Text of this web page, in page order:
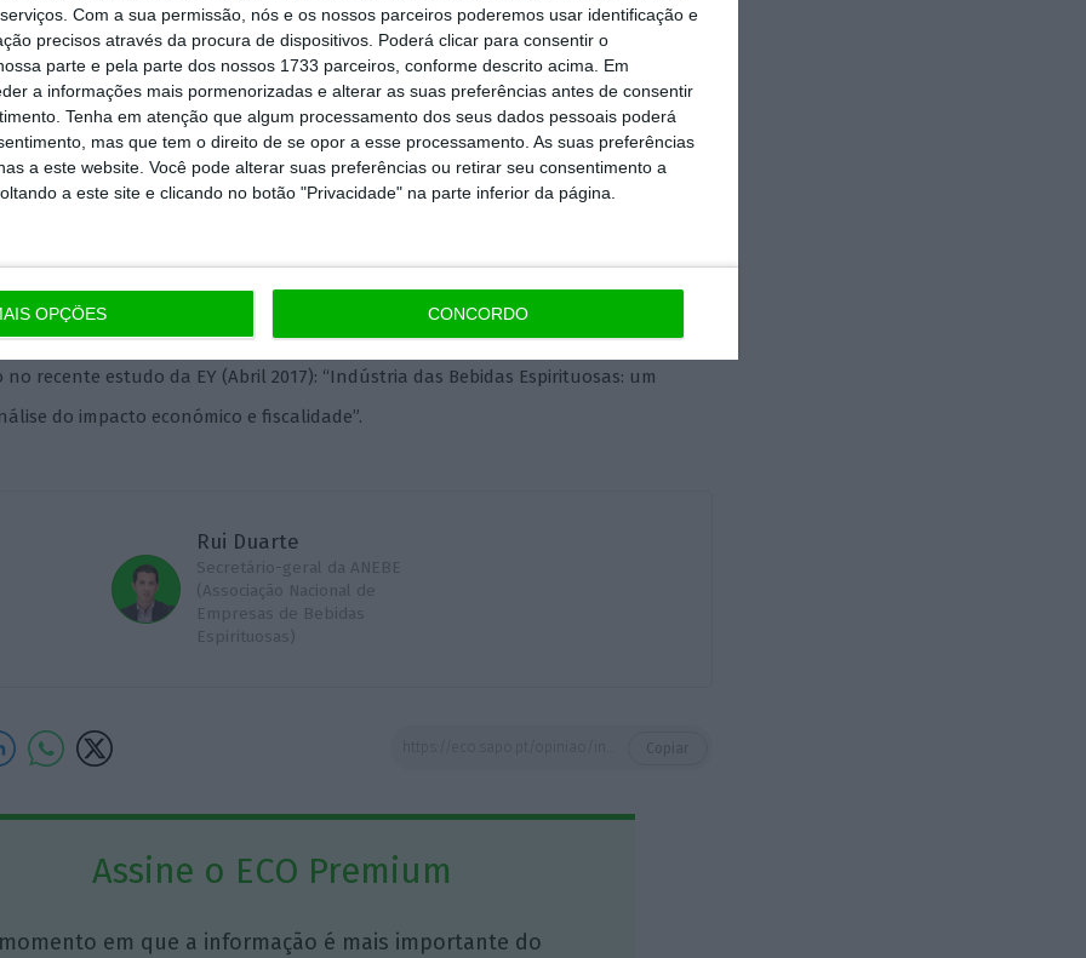
Com a sua permissão, nós e os nossos parceiros poderemos usar identificação e
precisos através da procura de dispositivos. Poderá clicar para consentir o
parte e pela parte dos nossos 1733 parceiros, conforme descrito acima. Em
a informações mais pormenorizadas e alterar as suas preferências antes de consentir
Tenha em atenção que algum processamento dos seus dados pessoais poderá
mas que tem o direito de se opor a esse processamento. As suas preferências
a este website. Você pode alterar suas preferências ou retirar seu consentimento a
a este site e clicando no botão "Privacidade" na parte inferior da página.
OPÇÕES CONCORDO
e inovação em produtos profundamente alicerçados nas
nossas regiões torna este setor uma força de diferenciação
de baixa densidade. Há assim uma sinergia interessante, de
nacional, entre o crescimento desta indústria e o potencial
territórios.
(emprego, bens e serviços, exportações, investimento, etc.) e não
na sua localização geográfica e capacidade de impacto direto local.
recente estudo da EY (Abril 2017): “Indústria das Bebidas Espirituosas: um
do impacto económico e fiscalidade”.
Rui Duarte
Secretário-geral da ANEBE
(Associação Nacional de
Empresas de Bebidas
Espirituosas)
Assine o ECO Premium
em que a informação é mais importante do